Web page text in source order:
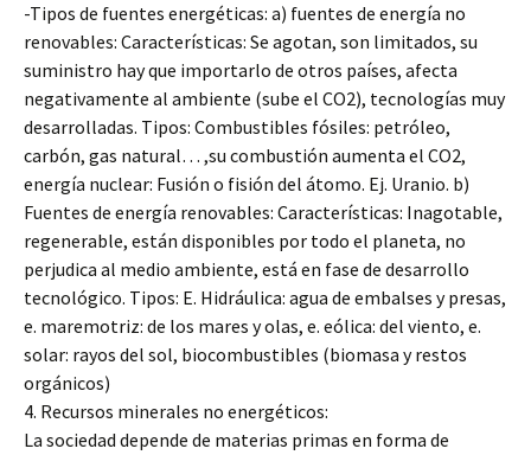
-Tipos de fuentes energéticas: a) fuentes de energía no
renovables: Características: Se agotan, son limitados, su
suministro hay que importarlo de otros países, afecta
negativamente al ambiente (sube el CO2), tecnologías muy
desarrolladas. Tipos: Combustibles fósiles: petróleo,
carbón, gas natural… ,su combustión aumenta el CO2,
energía nuclear: Fusión o fisión del átomo. Ej. Uranio. b)
Fuentes de energía renovables: Características: Inagotable,
regenerable, están disponibles por todo el planeta, no
perjudica al medio ambiente, está en fase de desarrollo
tecnológico. Tipos: E. Hidráulica: agua de embalses y presas,
e. maremotriz: de los mares y olas, e. eólica: del viento, e.
solar: rayos del sol, biocombustibles (biomasa y restos
orgánicos)
4. Recursos minerales no energéticos:
La sociedad depende de materias primas en forma de